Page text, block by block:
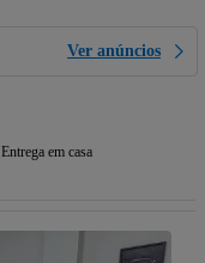
Ver anúncios
Entrega em casa